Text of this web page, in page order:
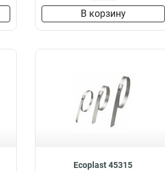
В корзину
Ecoplast 45315